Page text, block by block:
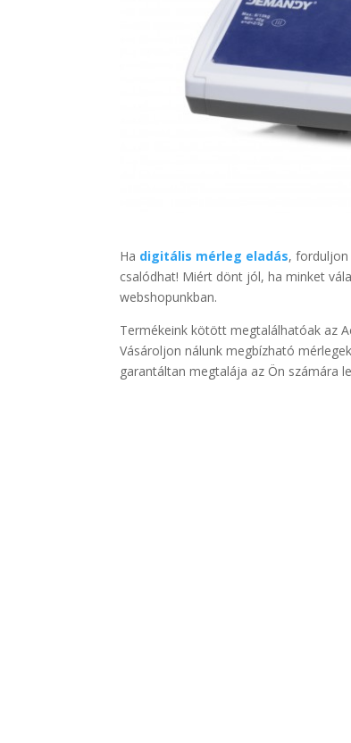
Ha digitális mérleg eladás, forduljon
csalódhat! Miért dönt jól, ha minket
webshopunkban.
Termékeink kötött megtalálhatóak az
Vásároljon nálunk megbízható
garantáltan megtalája az Ön számára